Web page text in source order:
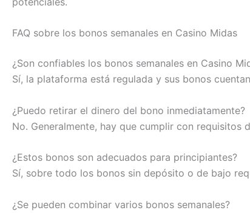
FAQ sobre los bonos semanales en Casino Midas
¿Son confiables los bonos semanales en Casino
Sí, la plataforma está regulada y sus bonos
¿Puedo retirar el dinero del bono inmediatamente?
No. Generalmente, hay que cumplir con requisitos
¿Estos bonos son adecuados para principiantes?
Sí, sobre todo los bonos sin depósito o de bajo
¿Se pueden combinar varios bonos semanales?